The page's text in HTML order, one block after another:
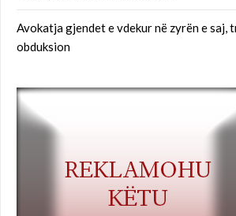
Avokatja gjendet e vdekur në zyrën e saj,
obduksion